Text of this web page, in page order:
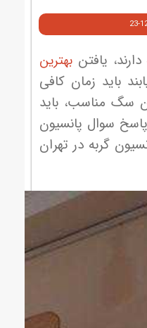
دارند، یافتن بهترین
باید زمان کافی
سگ مناسب، باید
سوال پانسیون
گربه در تهران